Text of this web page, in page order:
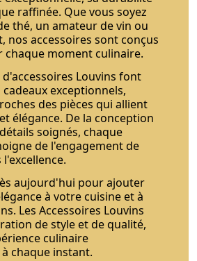
raffinée. Que vous soyez
thé, un amateur de vin ou
nos accessoires sont conçus
chaque moment culinaire.
d'accessoires Louvins font
exceptionnels,
des pièces qui allient
élégance. De la conception
soignés, chaque
de l'engagement de
aujourd'hui pour ajouter
à votre cuisine et à
Les Accessoires Louvins
de style et de qualité,
culinaire
chaque instant.